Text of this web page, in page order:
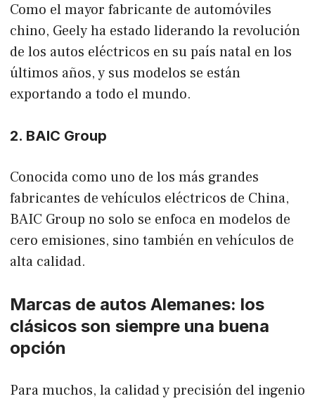
Como el mayor fabricante de automóviles
chino, Geely ha estado liderando la revolución
de los autos eléctricos en su país natal en los
últimos años, y sus modelos se están
exportando a todo el mundo.
2. BAIC Group
Conocida como uno de los más grandes
fabricantes de vehículos eléctricos de China,
BAIC Group no solo se enfoca en modelos de
cero emisiones, sino también en vehículos de
alta calidad.
Marcas de autos Alemanes: los
clásicos son siempre una buena
opción
Para muchos, la calidad y precisión del ingenio